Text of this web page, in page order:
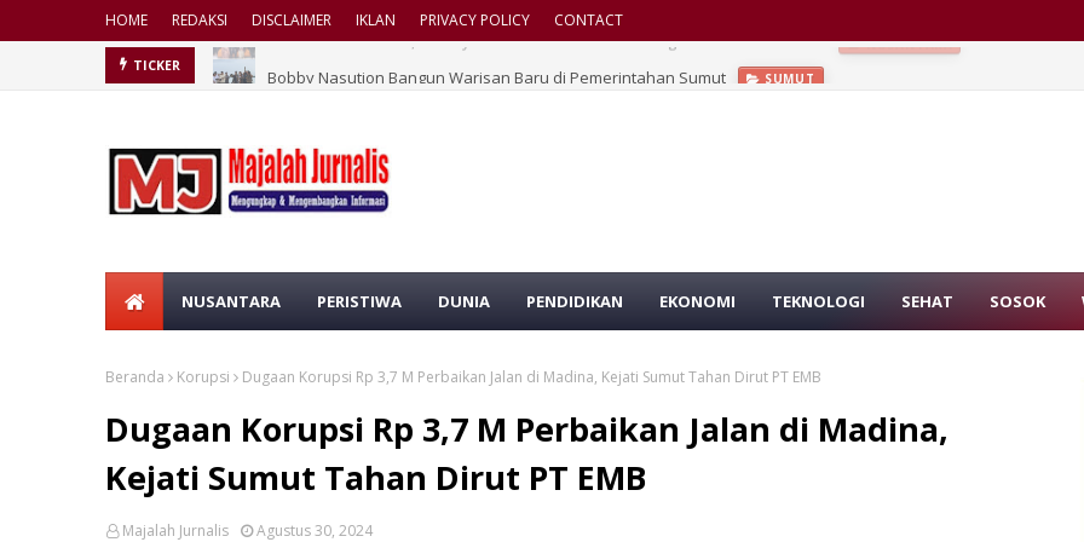
HOME REDAKSI DISCLAIMER IKLAN PRIVACY POLICY CONTACT
TICKER SUMUT
NUSANTARA PERISTIWA DUNIA PENDIDIKAN EKONOMI TEKNOLOGI SEHAT SOSOK
Beranda Korupsi Dugaan Korupsi Rp 3,7 M Perbaikan Jalan di Madina, Kejati Sumut Tahan Dirut PT EMB
Dugaan Korupsi Rp 3,7 M Perbaikan Jalan di Madina,
Kejati Sumut Tahan Dirut PT EMB
Majalah Jurnalis Agustus 30, 2024